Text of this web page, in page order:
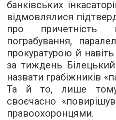
банківських
відмовлялися
про
пограбування,
прокуратурою й
за тиждень
назвати грабіжників
Та й то, лише
своєчасно
правоохоронцями.